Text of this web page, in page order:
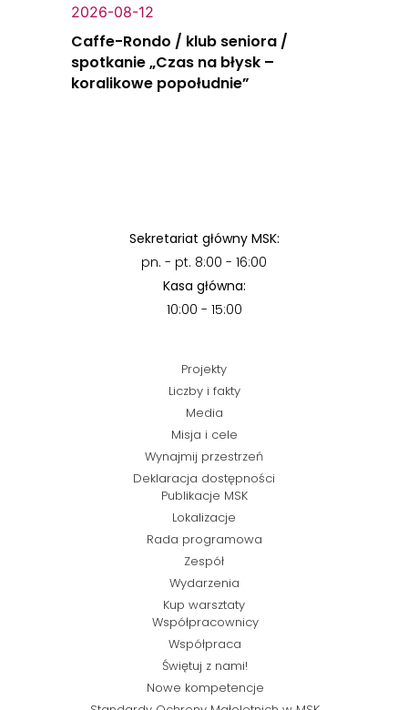
2026-08-12
Caffe-Rondo / klub seniora /
spotkanie „Czas na błysk –
koralikowe popołudnie”
Sekretariat główny MSK:
pn. - pt. 8:00 - 16:00
Kasa główna:
10:00 - 15:00
Projekty
Liczby i fakty
Media
Misja i cele
Wynajmij przestrzeń
Deklaracja dostępności
Publikacje MSK
Lokalizacje
Rada programowa
Zespół
Wydarzenia
Kup warsztaty
Współpracownicy
Współpraca
Świętuj z nami!
Nowe kompetencje